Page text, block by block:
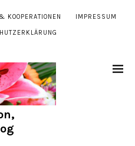
KOOPERATIONEN IMPRESSUM